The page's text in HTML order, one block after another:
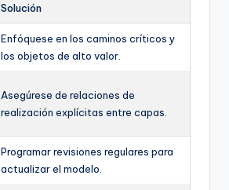
Solución
Enfóquese en los caminos críticos y
los objetos de alto valor.
Asegúrese de relaciones de
realización explícitas entre capas.
Programar revisiones regulares para
actualizar el modelo.